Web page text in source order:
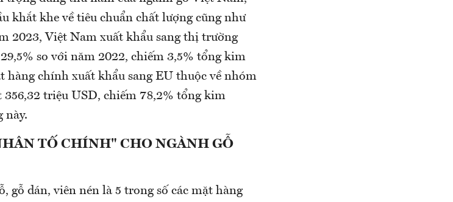
khắt khe về tiêu chuẩn chất lượng cũng như
2023, Việt Nam xuất khẩu sang thị trường
so với năm 2022, chiếm 3,5% tổng kim
hàng chính xuất khẩu sang EU thuộc về nhóm
356,32 triệu USD, chiếm 78,2% tổng kim
này.
TỐ CHÍNH" CHO NGÀNH GỖ
gỗ dán, viên nén là 5 trong số các mặt hàng